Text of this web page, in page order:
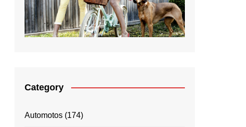
Category
Automotos (174)